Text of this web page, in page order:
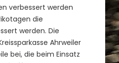
verbessert werden
die
werden. Die
Ahrweiler
bei, die beim Einsatz